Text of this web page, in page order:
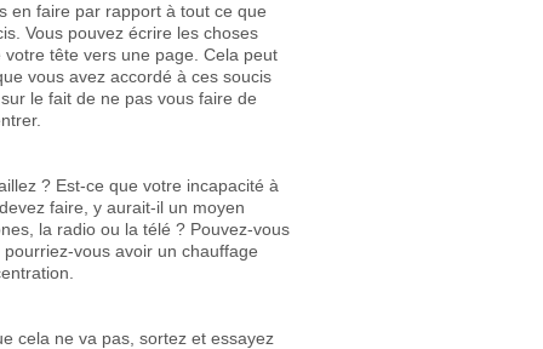
en faire par rapport à tout ce que
Vous pouvez écrire les choses
tête vers une page. Cela peut
vous avez accordé à ces soucis
le fait de ne pas vous faire de
? Est-ce que votre incapacité à
faire, y aurait-il un moyen
la radio ou la télé ? Pouvez-vous
vous avoir un chauffage
cela ne va pas, sortez et essayez